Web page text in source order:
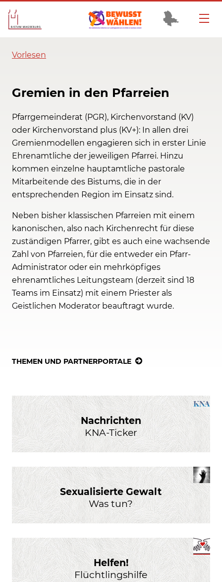
Vorlesen
Gremien in den Pfarreien
Pfarrgemeinderat (PGR), Kirchenvorstand (KV)
oder Kirchenvorstand plus (KV+): In allen drei
Gremienmodellen engagieren sich in erster Linie
Ehrenamtliche der jeweiligen Pfarrei. Hinzu
kommen einzelne hauptamtliche pastorale
Mitarbeitende des Bistums, die in der
entsprechenden Region im Einsatz sind.
Neben bisher klassischen Pfarreien mit einem
kanonischen, also nach Kirchenrecht für diese
zuständigen Pfarrer, gibt es auch eine wachsende
Zahl von Pfarreien, für die entweder ein Pfarr-
Administrator oder ein mehrköpfiges
ehrenamtliches Leitungsteam (derzeit sind 18
Teams im Einsatz) mit einem Priester als
Geistlichen Moderator beauftragt wurde.
THEMEN UND PARTNERPORTALE
Nachrichten
KNA-Ticker
Sexualisierte Gewalt
Was tun?
Helfen!
Flüchtlingshilfe